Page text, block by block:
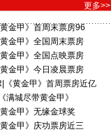
更多>>
黄金甲》首周末票房96
黄金甲》全国周末票房
黄金甲》全国点映票房
黄金甲》今日凌晨票房
《黄金甲》首周票房近亿
满城尽带黄金甲》
黄金甲》无缘金球奖
黄金甲》庆功票房近三